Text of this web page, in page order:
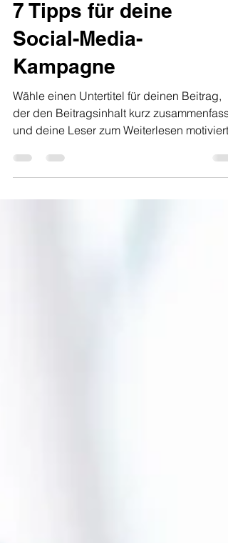
7 Tipps für deine
Social-Media-
Kampagne
Wähle einen Untertitel für deinen Beitrag,
der den Beitragsinhalt kurz zusammenfasst
und deine Leser zum Weiterlesen